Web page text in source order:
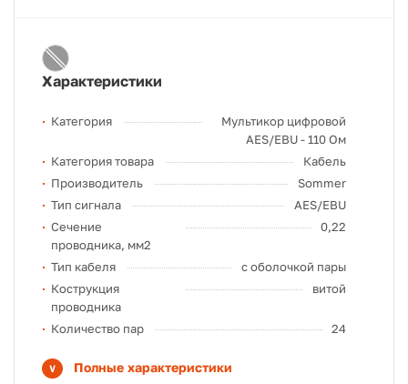
Характеристики
Категория
Мультикор цифровой
AES/EBU - 110 Ом
Категория товара
Кабель
Производитель
Sommer
Тип сигнала
AES/EBU
Сечение
проводника, мм2
0,22
Тип кабеля
с оболочкой пары
Кострукция
проводника
витой
Количество пар 24
Полные характеристики